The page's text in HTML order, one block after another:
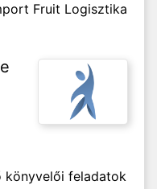
Fruit Logisztika
könyvelői feladatok